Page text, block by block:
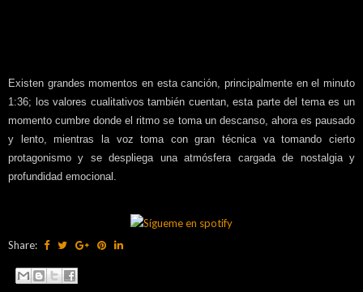
Existen grandes momentos en esta canción, principalmente en el minuto
1:36; los valores cualitativos también cuentan, esta parte del tema es un
momento cumbre donde el ritmo se toma un descanso, ahora es pausado
y lento, mientras la voz toma con gran técnica va tomando cierto
protagonismo y se despliega una atmósfera cargada de nostalgia y
profundidad emocional.
Share: